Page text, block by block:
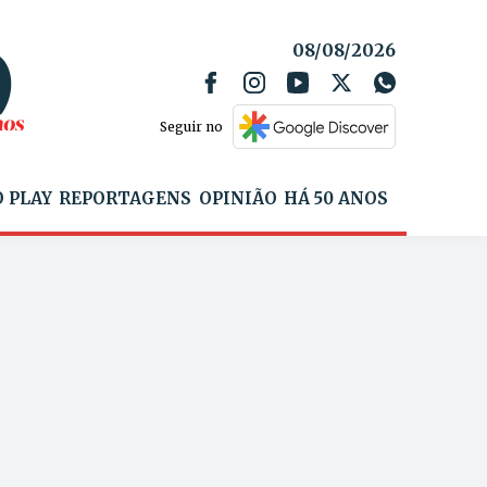
08/08/2026
Seguir no
PLAY REPORTAGENS OPINIÃO HÁ 50 ANOS